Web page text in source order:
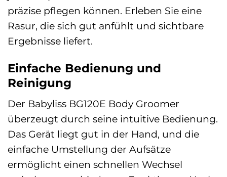
präzise pflegen können. Erleben Sie eine
Rasur, die sich gut anfühlt und sichtbare
Ergebnisse liefert.
Einfache Bedienung und
Reinigung
Der Babyliss BG120E Body Groomer
überzeugt durch seine intuitive Bedienung.
Das Gerät liegt gut in der Hand, und die
einfache Umstellung der Aufsätze
ermöglicht einen schnellen Wechsel